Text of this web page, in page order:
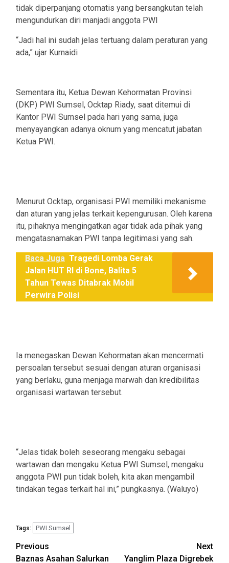
tidak diperpanjang otomatis yang bersangkutan telah
mengundurkan diri manjadi anggota PWI
“Jadi hal ini sudah jelas tertuang dalam peraturan yang
ada,” ujar Kurnaidi
Sementara itu, Ketua Dewan Kehormatan Provinsi
(DKP) PWI Sumsel, Ocktap Riady, saat ditemui di
Kantor PWI Sumsel pada hari yang sama, juga
menyayangkan adanya oknum yang mencatut jabatan
Ketua PWI.
Menurut Ocktap, organisasi PWI memiliki mekanisme
dan aturan yang jelas terkait kepengurusan. Oleh karena
itu, pihaknya mengingatkan agar tidak ada pihak yang
mengatasnamakan PWI tanpa legitimasi yang sah.
Baca Juga Tragedi Lomba Gerak
Jalan HUT RI di Bone, Balita 5
Tahun Tewas Ditabrak Mobil
Perwira Polisi
Ia menegaskan Dewan Kehormatan akan mencermati
persoalan tersebut sesuai dengan aturan organisasi
yang berlaku, guna menjaga marwah dan kredibilitas
organisasi wartawan tersebut.
“Jelas tidak boleh seseorang mengaku sebagai
wartawan dan mengaku Ketua PWI Sumsel, mengaku
anggota PWI pun tidak boleh, kita akan mengambil
tindakan tegas terkait hal ini,” pungkasnya. (Waluyo)
Tags: PWI Sumsel
Post
Previous
Baznas Asahan Salurkan
Next
Yanglim Plaza Digrebek